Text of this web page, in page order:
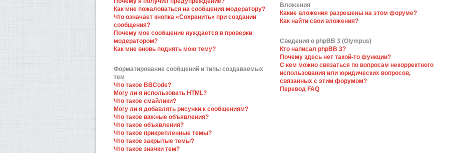
Как мне пожаловаться на сообщения модератору?
Что означает кнопка «Сохранить» при создании
сообщения?
Почему мое сообщение нуждается в проверки
модератором?
Как мне вновь поднять мою тему?
Форматирование сообщений и типы создаваемых
тем
Что такое BBCode?
Могу ли я использовать HTML?
Что такое смайлики?
Могу ли я добавлять рисунки к сообщениям?
Что такое важные объявления?
Что такое объявления?
Что такое прикрепленные темы?
Что такое закрытые темы?
Что такое значки тем?
Вложения
Какие вложения разрешены на этом форуме?
Как найти свои вложения?
Сведения о phpBB 3 (Olympus)
Кто написал phpBB 3?
Почему здесь нет такой-то функции?
С кем можно связаться по вопросам некорректного
использования или юридических вопросов,
связанных с этим форумом?
Перевод FAQ